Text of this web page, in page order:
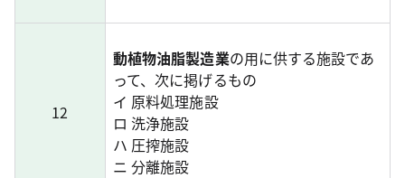
12
動植物油脂製造業の用に供する施設であ
って、次に掲げるもの
イ 原料処理施設
ロ 洗浄施設
ハ 圧搾施設
ニ 分離施設